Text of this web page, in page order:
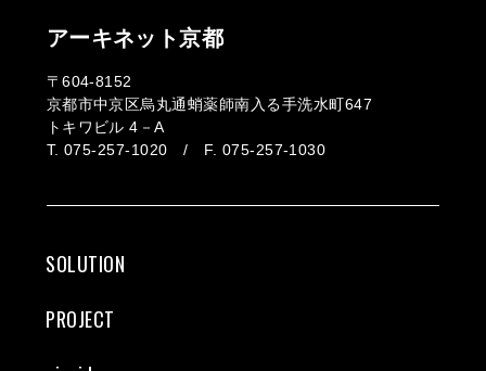
アーキネット京都
〒604-8152
京都市中京区烏丸通蛸薬師南入る手洗水町647
トキワビル 4－A
T. 075-257-1020 / F. 075-257-1030
SOLUTION
PROJECT